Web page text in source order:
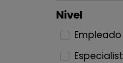
Nivel
Empleado